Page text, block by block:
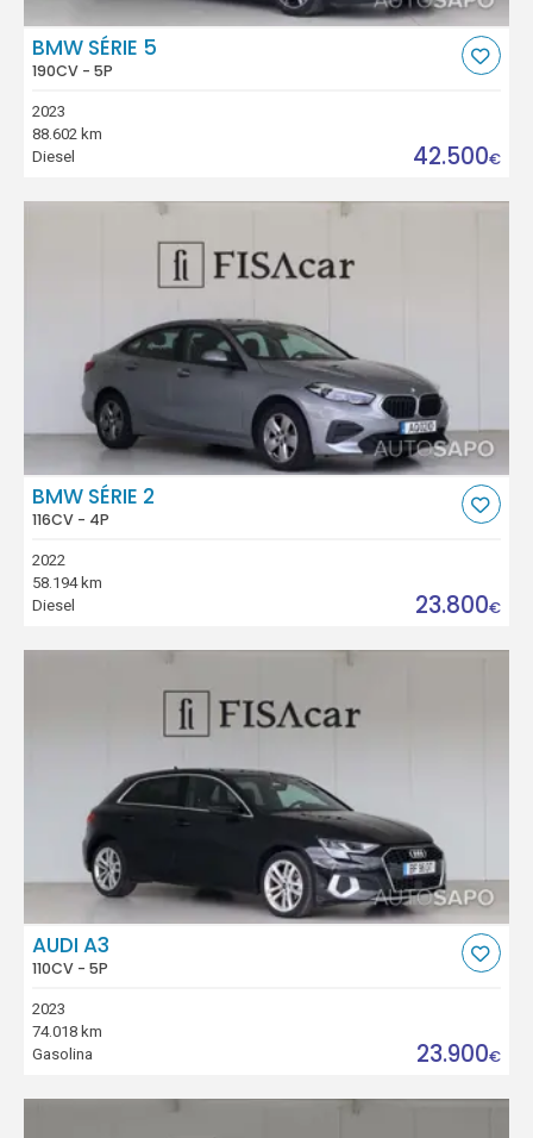
BMW SÉRIE 5
190CV - 5P
2023
88.602 km
Diesel
42.500€
BMW SÉRIE 2
116CV - 4P
2022
58.194 km
Diesel
23.800€
AUDI A3
110CV - 5P
2023
74.018 km
Gasolina
23.900€